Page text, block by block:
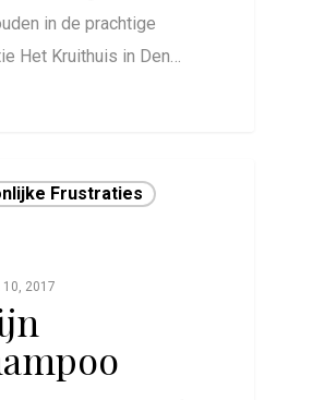
in de prachtige
Het Kruithuis in Den…
Frustraties
2017